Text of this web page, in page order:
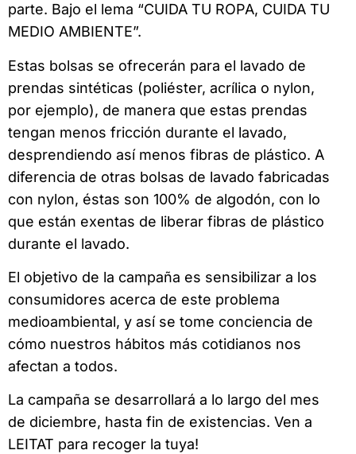
parte. Bajo el lema “CUIDA TU ROPA, CUIDA TU
MEDIO AMBIENTE”.
Estas bolsas se ofrecerán para el lavado de
prendas sintéticas (poliéster, acrílica o nylon,
por ejemplo), de manera que estas prendas
tengan menos fricción durante el lavado,
desprendiendo así menos fibras de plástico. A
diferencia de otras bolsas de lavado fabricadas
con nylon, éstas son 100% de algodón, con lo
que están exentas de liberar fibras de plástico
durante el lavado.
El objetivo de la campaña es sensibilizar a los
consumidores acerca de este problema
medioambiental, y así se tome conciencia de
cómo nuestros hábitos más cotidianos nos
afectan a todos.
La campaña se desarrollará a lo largo del mes
de diciembre, hasta fin de existencias. Ven a
LEITAT para recoger la tuya!